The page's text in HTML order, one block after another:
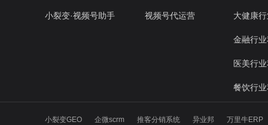
小裂变·视频号助手 视频号代运营 大健康
金融行
医美行
餐饮行
小裂变GEO 企微scrm 推客分销系统 异业邦 万里牛ERP